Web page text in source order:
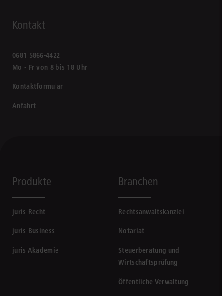
Kontakt
0681 5866-4422
Mo - Fr von 8 bis 18 Uhr
Kontaktformular
Anfahrt
Produkte
juris Recht
juris Business
juris Akademie
Branchen
Rechtsanwaltskanzlei
Notariat
Steuerberatung und
Wirtschaftsprüfung
Öffentliche Verwaltung